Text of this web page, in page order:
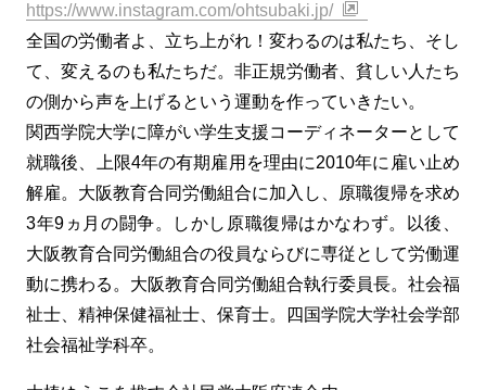
https://www.instagram.com/ohtsubaki.jp/
全国の労働者よ、立ち上がれ！変わるのは私たち、そし
て、変えるのも私たちだ。非正規労働者、貧しい人たち
の側から声を上げるという運動を作っていきたい。
関西学院大学に障がい学生支援コーディネーターとして
就職後、上限4年の有期雇用を理由に2010年に雇い止め
解雇。大阪教育合同労働組合に加入し、原職復帰を求め
3年9ヵ月の闘争。しかし原職復帰はかなわず。以後、
大阪教育合同労働組合の役員ならびに専従として労働運
動に携わる。大阪教育合同労働組合執行委員長。社会福
祉士、精神保健福祉士、保育士。四国学院大学社会学部
社会福祉学科卒。